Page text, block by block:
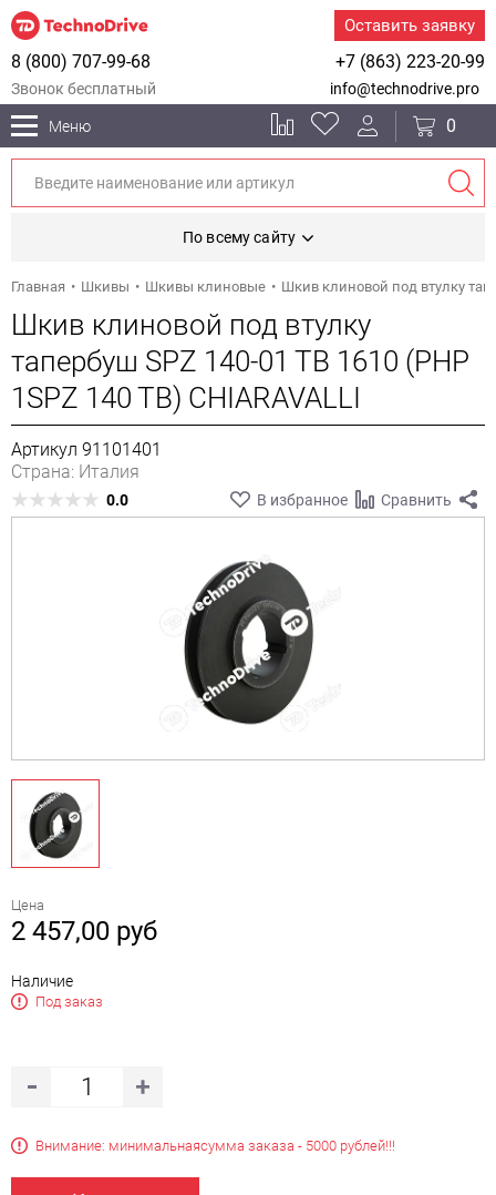
Оставить заявку
+7 (863) 223-20-99
8 (800) 707-99-68
Звонок бесплатный info@technodrive.pro
Меню 0
По всему сайту
Главная Шкивы Шкивы клиновые Шкив клиновой под втулку
Шкив клиновой под втулку
тапербуш SPZ 140-01 TB 1610 (PHP
1SPZ 140 TB) CHIARAVALLI
Артикул 91101401
Страна: Италия
0.0 В избранное Сравнить
Цена
2 457,00 руб
Наличие
Под заказ
Внимание: минимальнаясумма заказа - 5000 рублей!!!